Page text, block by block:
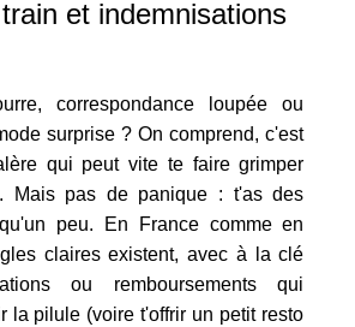
et indemnisations
correspondance loupée ou
surprise ? On comprend, c'est
qui peut vite te faire grimper
Mais pas de panique : t'as des
peu. En France comme en
claires existent, avec à la clé
ou remboursements qui
la pilule (voire t'offrir un petit resto